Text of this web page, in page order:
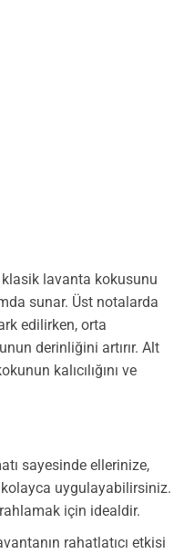
klasik lavanta kokusunu
sunar. Üst notalarda
edilirken, orta
derinliğini artırır. Alt
kalıcılığını ve
sayesinde ellerinize,
uygulayabilirsiniz.
için idealdir.
rahatlatıcı etkisi